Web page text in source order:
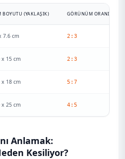
BOYUTU (YAKLAŞIK) GÖRÜNÜM ORANI
7.6 cm 2:3
x 15 cm 2:3
x 18 cm 5:7
x 25 cm 4:5
Anlamak:
Kesiliyor?